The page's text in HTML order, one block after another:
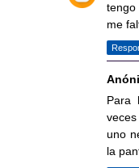
me
Para
uno
la